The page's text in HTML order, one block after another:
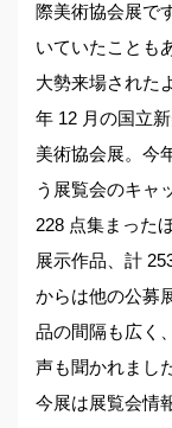
際美術協会展で
いていたことも
大勢来場された
年 12 月の国立
美術協会展。今
う展覧会のキャ
228 点集まった
展示作品、計
からは他の公募
品の間隔も広く
声も聞かれまし
今展は展覧会情